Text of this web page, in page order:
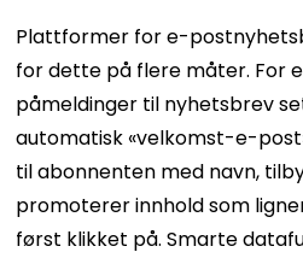
Plattformer for e-
for dette på flere måter. For
påmeldinger til nyhetsbrev
automatisk «velkomst-e-
til abonnenten med navn,
promoterer innhold som
først klikket på. Smarte